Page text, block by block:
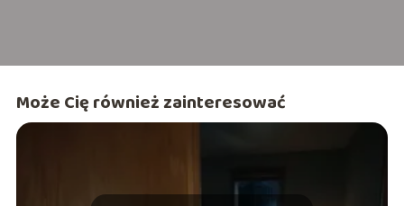
Może Cię również zainteresować